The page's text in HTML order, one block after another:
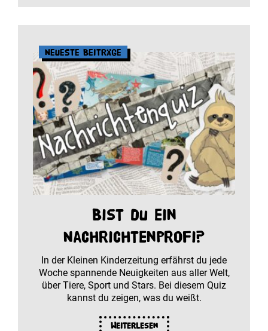
Neueste Beiträge
Bist du ein
Nachrichtenprofi?
In der Kleinen Kinderzeitung erfährst du jede
Woche spannende Neuigkeiten aus aller Welt,
über Tiere, Sport und Stars. Bei diesem Quiz
kannst du zeigen, was du weißt.
Weiterlesen